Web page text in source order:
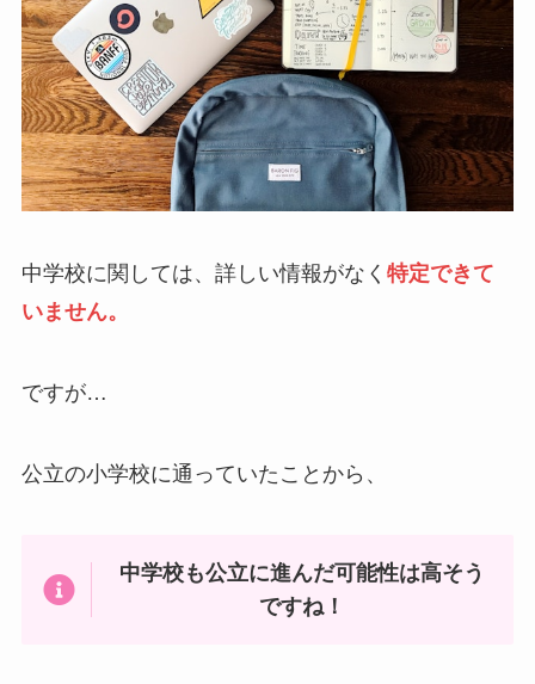
中学校に関しては、詳しい情報がなく 特定できて
いません。
ですが…
公立の小学校に通っていたことから、
中学校も公立に進んだ可能性は高そう
ですね！